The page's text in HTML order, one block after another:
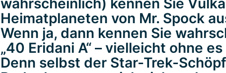
wahrscheinlich) kennen Sie
Heimatplaneten von Mr. Spock
Wenn ja, dann kennen Sie
„40 Eridani A“ – vielleicht ohne
Denn selbst der Star-Trek-